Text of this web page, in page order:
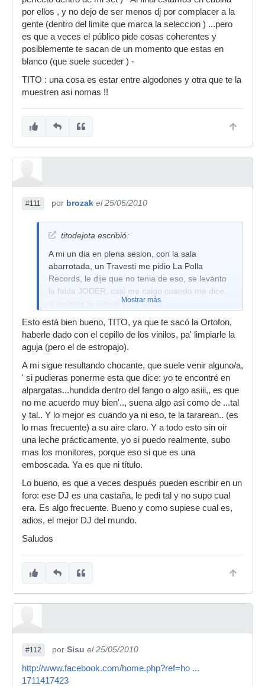
por ellos , y no dejo de ser menos dj por complacer a la
gente (dentro del limite que marca la seleccion ) ...pero
es que a veces el público pide cosas coherentes y
posiblemente te sacan de un momento que estas en
blanco (que suele suceder ) -
TITO : una cosa es estar entre algodones y otra que te la
muestren asi nomas !!
#111 por brozak el 25/05/2010
titodejota escribió:
A mi un dia en plena sesion, con la sala
abarrotada, un Travesti me pidio La Polla
Records, le dije que no tenia de eso, se levanto
la falda JODER, casi me caigo cuando me dice,
si quieres la pongo yo. TXATO.
A que a dj TiEsTo eso no le pasa. Pues el se lo
pierde.
El Dj tiene que estar accesible al publico y no
entre algodones, como las estrellas, Tanta
tonteria, Coño!
Mostrar más
Esto está bien bueno, TITO, ya que te sacó la Ortofon,
haberle dado con el cepillo de los vinilos, pa' limpiarle la
aguja (pero el de estropajo).
A mi sigue resultando chocante, que suele venir alguno/a,
' si pudieras ponerme esta que dice: yo te encontré en
alpargatas...hundida dentro del fango o algo asiii,, es que
no me acuerdo muy bien'.., suena algo asi como de ...tal
y tal.. Y lo mejor es cuando ya ni eso, te la tararean.. (es
lo mas frecuente) a su aire claro. Y a todo esto sin oir
una leche prácticamente, yo si puedo realmente, subo
mas los monitores, porque eso si que es una
emboscada. Ya es que ni título.
Lo bueno, es que a veces después pueden escribir en un
foro: ese DJ es una castaña, le pedi tal y no supo cual
era. Es algo frecuente. Bueno y como supiese cual es,
adios, el mejor DJ del mundo.
Saludos
#112 por Sisu el 25/05/2010
http://www.facebook.com/home.php?ref=ho ...
1711417423